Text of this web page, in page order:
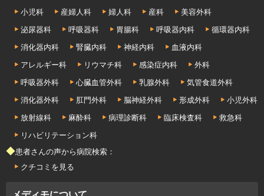
小児科
産婦人科 婦人科 産科
美容外科
泌尿器科
呼吸器科 胃腸科 呼吸器内科
循環器内科
消化器内科
腎臓内科 神経内科
血液内科
アレルギー科
リウマチ科 感染症内科
外科
呼吸器外科
心臓血管外科 乳腺外科
気管食道外科
消化器外科
肛門外科 脳神経外科 形成外科
小児外科
放射線科
麻酔科 病理診断科 臨床検査科
救急科
リハビリテーション科
◆患者さんの声から病院検索：
クチコミを見る